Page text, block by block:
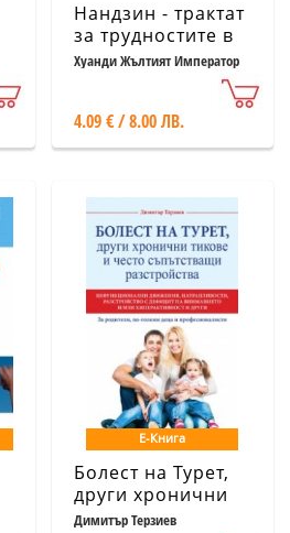
Нандзин - трактат
за трудностите в
китайската
Хуанди Жълтият Император
4.09 € / 8.00 ЛВ.
Е-Книга
Болест на Турет,
други хронични
тикове и често
Димитър Терзиев